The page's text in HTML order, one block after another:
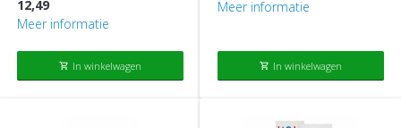
12,49
Meer informatie
shopping_cart In winkelwagen
Meer informatie
shopping_cart In winkelwagen